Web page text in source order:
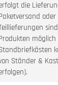
die
möglich
Ständer &